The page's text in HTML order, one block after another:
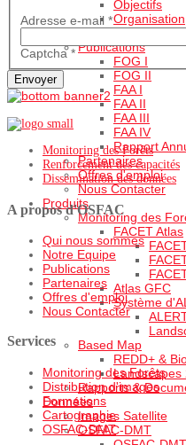
Objectifs
Organisation
Equipe
Publications
FOG I
FOG II
FAA I
FAA II
FAA III
FAA IV
Rapport
Partenaires
Offres d'emploi
Nous Contacter
Produits
Monitoring des
FACET Atlas
Atlas GFC
Système
Based Map
REDD+ &
Landscapes
Rapports &
Données
Images Satellite
OSFAC-DMT
Adresse e-mail*
Captcha*
Envoyer
Monitoring des Forêts
Renforcement des capacités
Dissemination des données
A propos d'OSFAC
Qui nous sommes
Notre Equipe
Publications
Partenaires
Offres d'emploi
Nous Contacter
Services
Monitoring des Forêts
Distribution d'images
Formations
Cartographie
OSFAC-DMT